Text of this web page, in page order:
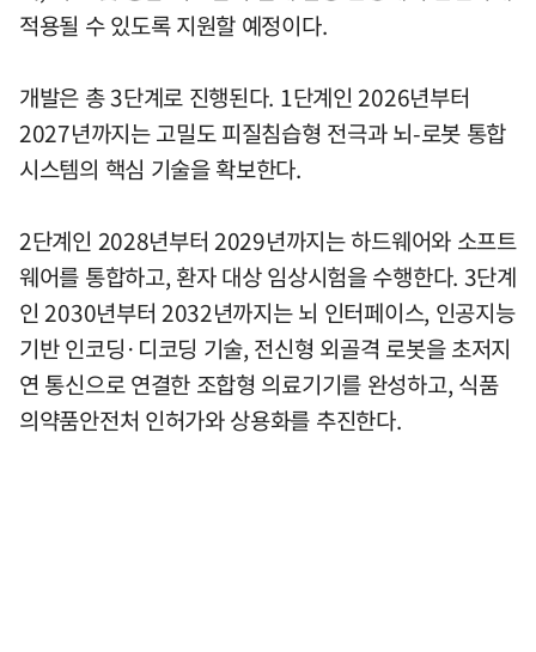
적용될 수 있도록 지원할 예정이다.
개발은 총 3단계로 진행된다. 1단계인 2026년부터
2027년까지는 고밀도 피질침습형 전극과 뇌-로봇 통합
시스템의 핵심 기술을 확보한다.
2단계인 2028년부터 2029년까지는 하드웨어와 소프트
웨어를 통합하고, 환자 대상 임상시험을 수행한다. 3단계
인 2030년부터 2032년까지는 뇌 인터페이스, 인공지능
기반 인코딩·디코딩 기술, 전신형 외골격 로봇을 초저지
연 통신으로 연결한 조합형 의료기기를 완성하고, 식품
의약품안전처 인허가와 상용화를 추진한다.